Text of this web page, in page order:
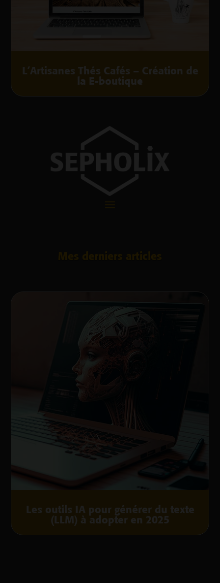
L’Artisanes Thés Cafés – Création de
la E-boutique
Mes derniers articles
Les outils IA pour générer du texte
(LLM) à adopter en 2025